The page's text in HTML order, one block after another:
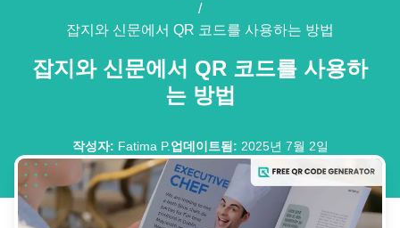
/
잡지와 신문에서 QR 코드를 사용하는 방법
잡지와 신문에서 QR 코드를 사용하
는 방법
작성자: Fatima P.업데이트됨 : 2025년 7월 2일